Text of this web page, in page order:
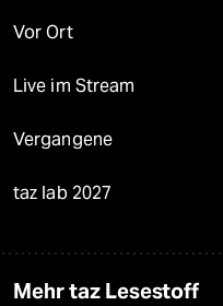
Vor Ort
Live im Stream
Vergangene
taz lab 2027
Mehr taz Lesestoff